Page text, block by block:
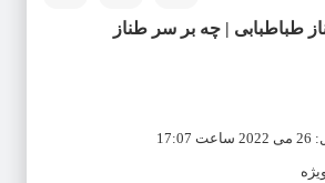
طباطبابی | چه بر سر طناز